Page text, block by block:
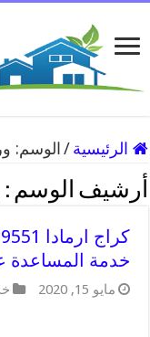
الرئيسية / الوسم:
أرشيف الوسم :
خدمة المساعدة
مايو 15, 2020